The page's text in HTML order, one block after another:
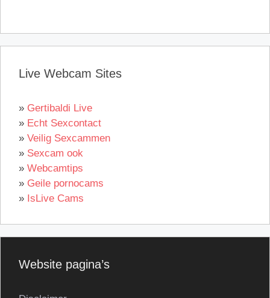
Live Webcam Sites
» Gertibaldi Live
» Echt Sexcontact
» Veilig Sexcammen
» Sexcam ook
» Webcamtips
» Geile pornocams
» IsLive Cams
Website pagina’s